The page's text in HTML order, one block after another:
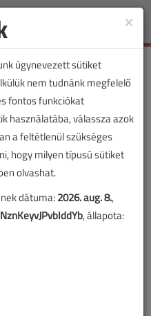
Toggle
×
úgynevezett sütiket
nem tudnánk megfelelő
fontos funkciókat
használatába, válassza azok
a feltétlenül szükséges
hogy milyen típusú sütiket
olvashat.
dátuma:2026. aug. 8.,
, állapota: